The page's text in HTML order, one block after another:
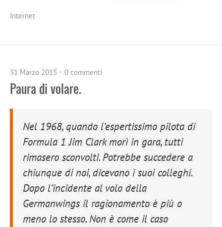
Internet
31 Marzo 2015 0 commenti
Paura di volare.
Nel 1968, quando l’espertissimo pilota di
Formula 1 Jim Clark morì in gara, tutti
rimasero sconvolti. Potrebbe succedere a
chiunque di noi, dicevano i suoi colleghi.
Dopo l’incidente al volo della
Germanwings il ragionamento è più o
meno lo stesso. Non è come il caso